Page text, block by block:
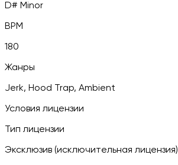
D# Minor
BPM
180
Жанры
Jerk, Hood Trap, Ambient
Условия лицензии
Тип лицензии
Эксклюзив (исключительная лицензия)